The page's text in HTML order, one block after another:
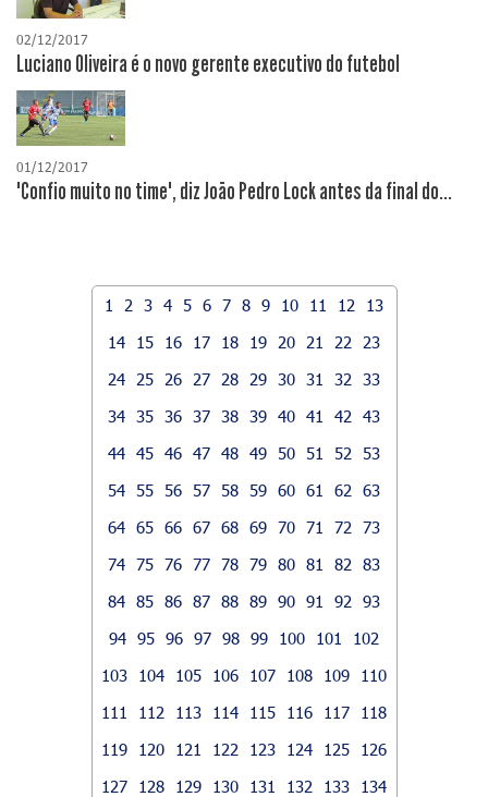
02/12/2017
Luciano Oliveira é o novo gerente executivo do futebol
01/12/2017
"Confio muito no time", diz João Pedro Lock antes da final do...
1 2 3 4 5 6 7 8 9 10 11 12
13
14
15 16 17 18 19 20 21 22
23
24
25 26 27 28 29 30 31 32
33
34 35 36 37 38 39 40 41 42
43
44 45 46 47 48 49 50 51 52
53
54 55 56 57 58 59 60 61 62
63
64 65 66 67 68 69 70 71 72
73
74 75 76 77 78 79 80 81 82
83
84 85 86 87 88 89 90 91 92
93
94 95 96 97 98 99 100 101
102
103
104 105 106 107 108 109
110
111
112 113 114 115 116 117
118
119
120 121 122 123 124 125
126
127
128 129 130 131 132 133
134